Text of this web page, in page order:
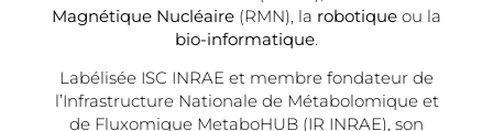
Magnétique Nucléaire (RMN), la robotique ou la
bio-informatique.
Labélisée ISC INRAE et membre fondateur de
l’Infrastructure Nationale de Métabolomique et
de Fluxomique MetaboHUB (IR INRAE), son